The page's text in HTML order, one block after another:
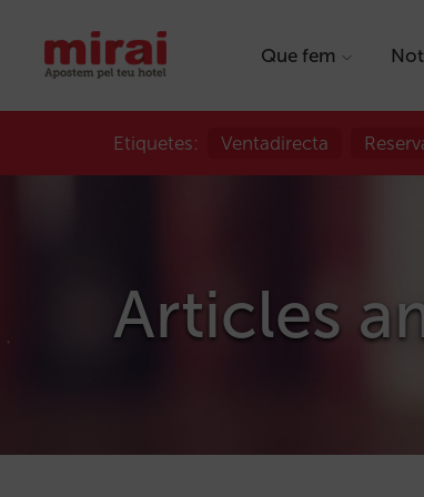
Que fem
Etiquetes: Ventadirecta
Articles